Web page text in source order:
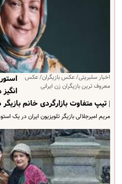
اخبار سلبریتی/ عکس بازیگران/ عکس
معروف ترین بازیگران زن ایرانی
| تیپ متفاوت بازارگردی خانم
مریم امیرجلالی بازیگر تلویزیون ایران در یک